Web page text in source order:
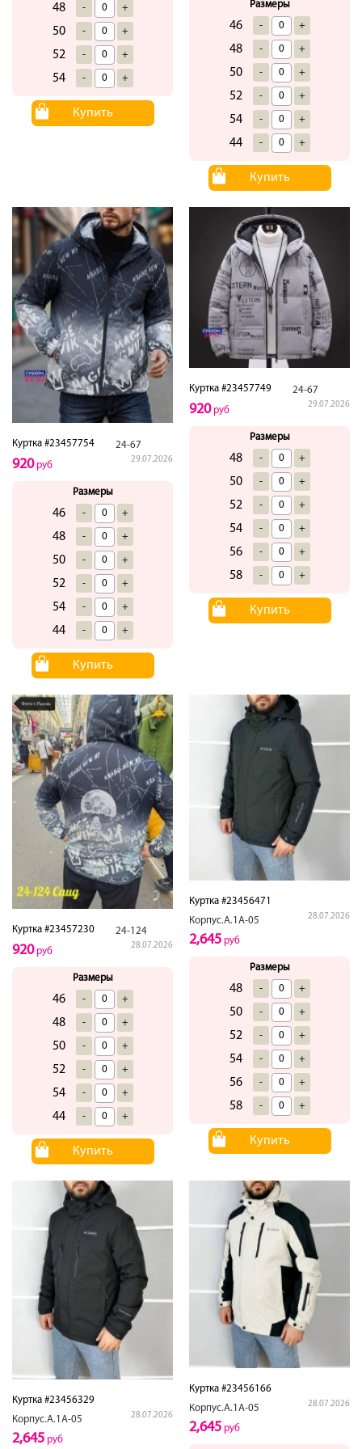
48 - +
50 - +
52 - +
54 - +
Купить
Размеры
46 - +
48 - +
50 - +
52 - +
54 - +
44 - +
Купить
Куртка #23457754 24-67
29.07.2026
920руб
Размеры
46 - +
48 - +
50 - +
52 - +
54 - +
44 - +
Купить
Куртка #23457749 24-67
29.07.2026
920руб
Размеры
48 - +
50 - +
52 - +
54 - +
56 - +
58 - +
Купить
Куртка #23457230 24-124
28.07.2026
920руб
Размеры
46 - +
48 - +
50 - +
52 - +
54 - +
44 - +
Купить
Куртка #23456471
Корпус.А.1А-05
28.07.2026
2,645 руб
Размеры
48 - +
50 - +
52 - +
54 - +
56 - +
58 - +
Купить
Куртка #23456329
Корпус.А.1А-05
28.07.2026
2,645 руб
Куртка #23456166
Корпус.А.1А-05
28.07.2026
2,645 руб